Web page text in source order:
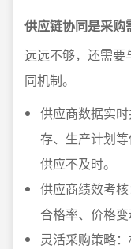
供应链协同是采购
远远不够，还需要
同机制。
供应商数据实
存、生产计划
供应不及时。
供应商绩效考
合格率、价格
灵活采购策略